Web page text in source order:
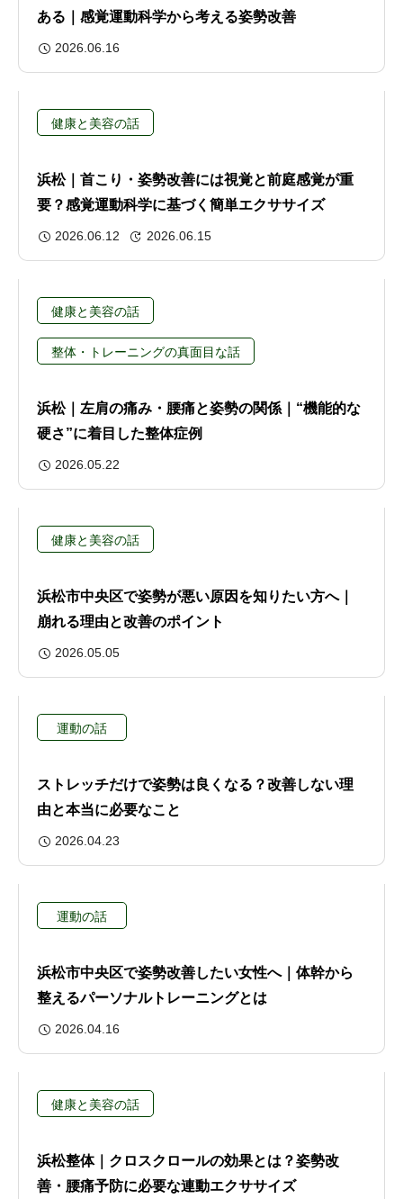
ある｜感覚運動科学から考える姿勢改善
2026.06.16
健康と美容の話
浜松｜首こり・姿勢改善には視覚と前庭感覚が重
要？感覚運動科学に基づく簡単エクササイズ
2026.06.12 2026.06.15
健康と美容の話
整体・トレーニングの真面目な話
浜松｜左肩の痛み・腰痛と姿勢の関係｜“機能的な
硬さ”に着目した整体症例
2026.05.22
健康と美容の話
浜松市中央区で姿勢が悪い原因を知りたい方へ｜
崩れる理由と改善のポイント
2026.05.05
運動の話
ストレッチだけで姿勢は良くなる？改善しない理
由と本当に必要なこと
2026.04.23
運動の話
浜松市中央区で姿勢改善したい女性へ｜体幹から
整えるパーソナルトレーニングとは
2026.04.16
健康と美容の話
浜松整体｜クロスクロールの効果とは？姿勢改
善・腰痛予防に必要な連動エクササイズ